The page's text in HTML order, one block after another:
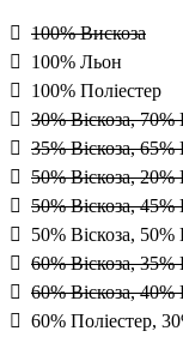
100% Вискоза
100% Льон
100% Поліестер
30% Віскоза, 70%
35% Віскоза, 65%
50% Віскоза,
50% Віскоза, 45%
50% Віскоза, 50%
60% Віскоза, 35%
60% Віскоза, 40%
60% Поліестер,